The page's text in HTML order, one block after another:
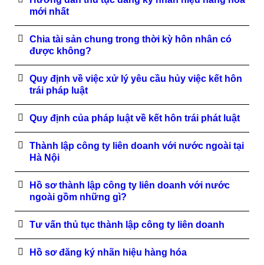
mới nhất
Chia tài sản chung trong thời kỳ hôn nhân có
được không?
Quy định về việc xử lý yêu cầu hủy việc kết hôn
trái pháp luật
Quy định của pháp luật về kết hôn trái phát luật
Thành lập công ty liên doanh với nước ngoài tại
Hà Nội
Hồ sơ thành lập công ty liên doanh với nước
ngoài gồm những gì?
Tư vấn thủ tục thành lập công ty liên doanh
Hồ sơ đăng ký nhãn hiệu hàng hóa